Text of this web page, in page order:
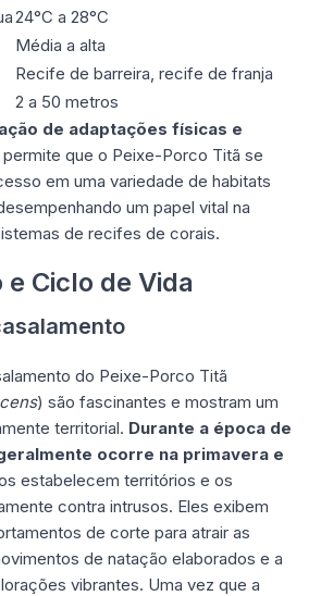
24°C a 28°C
Média a alta
Recife de barreira, recife de franja
2 a 50 metros
de adaptações físicas e
permite que o Peixe-Porco Titã se
em uma variedade de habitats
um papel vital na
de recifes de corais.
Ciclo de Vida
do Peixe-Porco Titã
) são fascinantes e mostram um
territorial. Durante a época de
ocorre na primavera e
estabelecem territórios e os
contra intrusos. Eles exibem
de corte para atrair as
de natação elaborados e a
vibrantes. Uma vez que a